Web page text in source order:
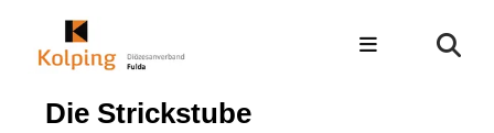
Die Strickstube